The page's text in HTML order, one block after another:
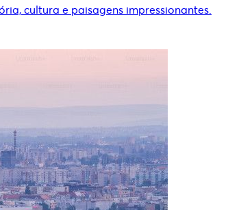
cultura e paisagens impressionantes.